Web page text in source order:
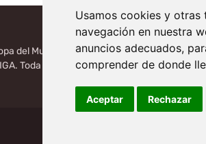
Usamos cookies y
navegación en nuestra
anuncios adecuados,
comprender de donde
Aceptar Rechazar
del Mundo de la FIFA, notas
Toda la información del futbol